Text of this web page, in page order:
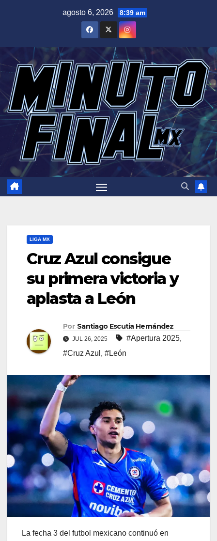
agosto 6, 2026 8:39 am
LIGA MX
Cruz Azul consigue
su primera victoria y
aplasta a León
Por Santiago Escutia Hernández
JUL 26, 2025 #Apertura 2025,
#Cruz Azul , #León
La fecha 3 del futbol mexicano continuó en